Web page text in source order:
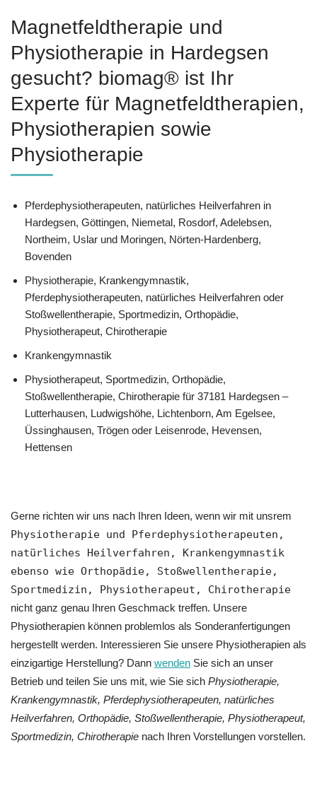
Magnetfeldtherapie und
Physiotherapie in Hardegsen
gesucht? biomag® ist Ihr
Experte für Magnetfeldtherapien,
Physiotherapien sowie
Physiotherapie
Pferdephysiotherapeuten, natürliches Heilverfahren in
Hardegsen, Göttingen, Niemetal, Rosdorf, Adelebsen,
Northeim, Uslar und Moringen, Nörten-Hardenberg,
Bovenden
Physiotherapie, Krankengymnastik,
Pferdephysiotherapeuten, natürliches Heilverfahren oder
Stoßwellentherapie, Sportmedizin, Orthopädie,
Physiotherapeut, Chirotherapie
Krankengymnastik
Physiotherapeut, Sportmedizin, Orthopädie,
Stoßwellentherapie, Chirotherapie für 37181 Hardegsen –
Lutterhausen, Ludwigshöhe, Lichtenborn, Am Egelsee,
Üssinghausen, Trögen oder Leisenrode, Hevensen,
Hettensen
Gerne richten wir uns nach Ihren Ideen, wenn wir mit unsrem
Physiotherapie und Pferdephysiotherapeuten,
natürliches Heilverfahren, Krankengymnastik
ebenso wie Orthopädie, Stoßwellentherapie,
Sportmedizin, Physiotherapeut, Chirotherapie
nicht ganz genau Ihren Geschmack treffen. Unsere
Physiotherapien können problemlos als Sonderanfertigungen
hergestellt werden. Interessieren Sie unsere Physiotherapien als
einzigartige Herstellung? Dann wenden Sie sich an unser
Betrieb und teilen Sie uns mit, wie Sie sich Physiotherapie,
Krankengymnastik, Pferdephysiotherapeuten, natürliches
Heilverfahren, Orthopädie, Stoßwellentherapie, Physiotherapeut,
Sportmedizin, Chirotherapie nach Ihren Vorstellungen vorstellen.